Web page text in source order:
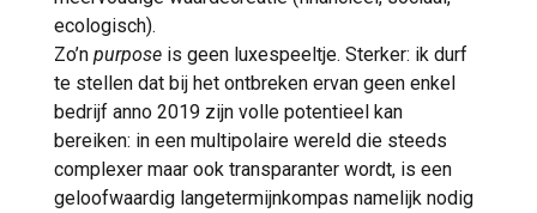
ecologisch).
Zo’n purpose is geen luxespeeltje. Sterker: ik durf
te stellen dat bij het ontbreken ervan geen enkel
bedrijf anno 2019 zijn volle potentieel kan
bereiken: in een multipolaire wereld die steeds
complexer maar ook transparanter wordt, is een
geloofwaardig langetermijnkompas namelijk nodig